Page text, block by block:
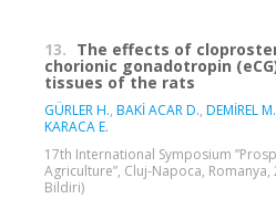
13. The effects of
chorionic gonadotropin
tissues of the rats
GÜRLER H., BAKİ ACAR D., DEMİREL
KARACA E.
17th International Symposium
Agriculture”, Cluj-Napoca, Romanya,
Bildiri)